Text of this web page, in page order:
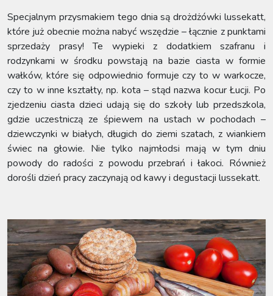
Specjalnym przysmakiem tego dnia są drożdżówki lussekatt,
które już obecnie można nabyć wszędzie – łącznie z punktami
sprzedaży prasy! Te wypieki z dodatkiem szafranu i
rodzynkami w środku powstają na bazie ciasta w formie
wałków, które się odpowiednio formuje czy to w warkocze,
czy to w inne kształty, np. kota – stąd nazwa kocur Łucji. Po
zjedzeniu ciasta dzieci udają się do szkoły lub przedszkola,
gdzie uczestniczą ze śpiewem na ustach w pochodach –
dziewczynki w białych, długich do ziemi szatach, z wiankiem
świec na głowie. Nie tylko najmłodsi mają w tym dniu
powody do radości z powodu przebrań i łakoci. Również
dorośli dzień pracy zaczynają od kawy i degustacji lussekatt.